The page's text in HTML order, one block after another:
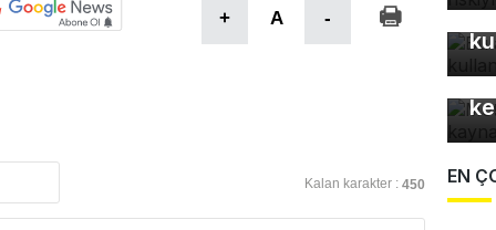
+ A -
Kalan karakter : 450 EN